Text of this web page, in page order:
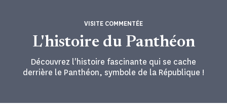
L'histoire du Panthéon
VISITE COMMENTÉE
Découvrez l'histoire fascinante qui se cache
derrière le Panthéon, symbole de la République !